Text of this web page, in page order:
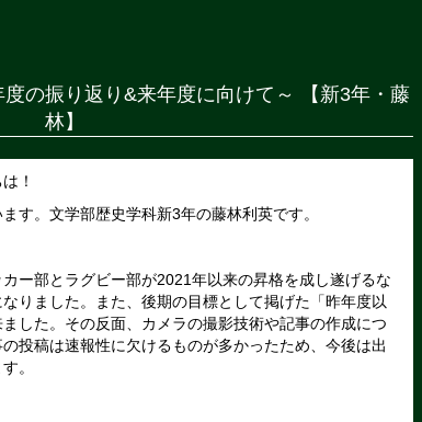
度の振り返り&来年度に向けて～ 【新3年・藤
林】
！
す。文学部歴史学科新3年の藤林利英です。
ー部とラグビー部が2021年以来の昇格を成し遂げるな
りました。また、後期の目標として掲げた「昨年度以
した。その反面、カメラの撮影技術や記事の作成につ
投稿は速報性に欠けるものが多かったため、今後は出
。